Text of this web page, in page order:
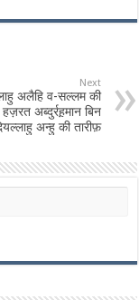
Next
अलैहि व-सल्लम की
अब्दुर्रह़मान बिन
अन्हु की तारीफ़